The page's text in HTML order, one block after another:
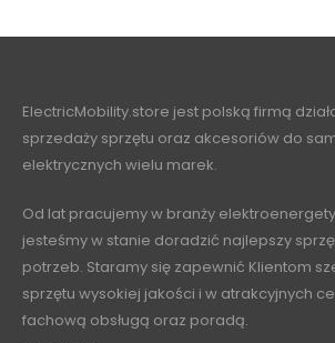
ElectricMobility.store jest polską firmą
sprzedaży sprzętu oraz akcesoriów do
elektrycznych wielu marek.
Od lat pracujemy w branży
jesteśmy w stanie doradzić najlepszy
potrzeb. Staramy się zapewnić Klientom
sprzętu wysokiej jakości i w atrakcyjnych
fachową obsługą oraz poradą.